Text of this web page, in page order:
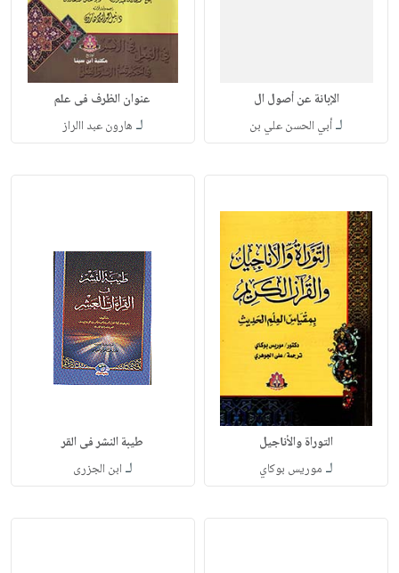
الإبانة عن أصول ال
لـأبي الحسن علي بن
عنوان الظرف فى علم
لـ هارون عبد االراز
التوراة والأناجيل
لـ موريس بوكاي
طيبة النشر فى القر
لـ ابن الجزرى